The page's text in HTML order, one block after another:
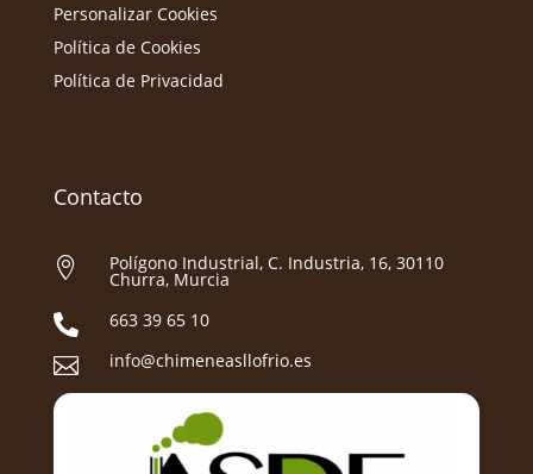
Personalizar Cookies
Política de Cookies
Política de Privacidad
Contacto
 Polígono Industrial, C. Industria, 16, 30110
Churra, Murcia
 663 39 65 10
 info@chimeneasllofrio.es